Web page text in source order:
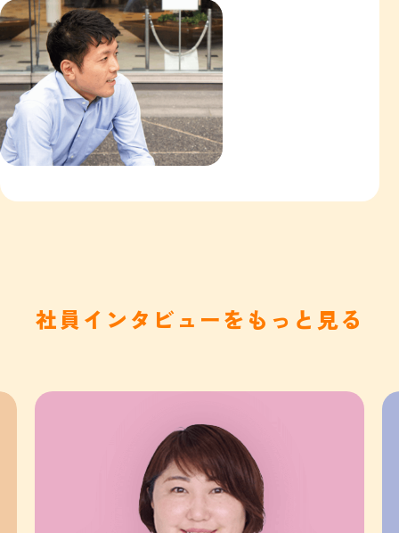
社員インタビューをもっと見る